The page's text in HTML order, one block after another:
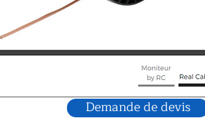
Demande de devis